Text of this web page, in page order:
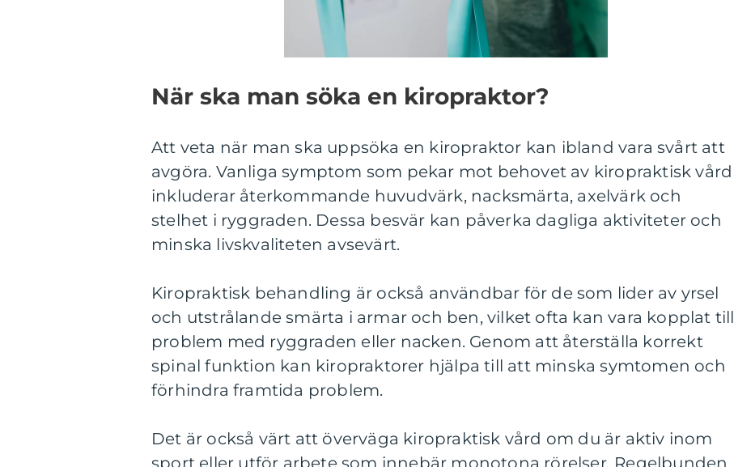
När ska man söka en kiropraktor?
Att veta när man ska uppsöka en kiropraktor kan ibland vara svårt att
avgöra. Vanliga symptom som pekar mot behovet av kiropraktisk vård
inkluderar återkommande huvudvärk, nacksmärta, axelvärk och
stelhet i ryggraden. Dessa besvär kan påverka dagliga aktiviteter och
minska livskvaliteten avsevärt.
Kiropraktisk behandling är också användbar för de som lider av yrsel
och utstrålande smärta i armar och ben, vilket ofta kan vara kopplat till
problem med ryggraden eller nacken. Genom att återställa korrekt
spinal funktion kan kiropraktorer hjälpa till att minska symtomen och
förhindra framtida problem.
Det är också värt att överväga kiropraktisk vård om du är aktiv inom